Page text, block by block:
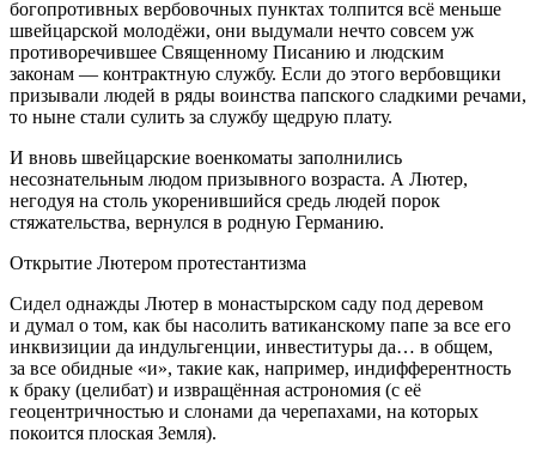
богопротивных вербовочных пунктах толпится всё меньше
швейцарской молодёжи, они выдумали нечто совсем уж
противоречившее Священному Писанию и людским
законам — контрактную службу. Если до этого вербовщики
призывали людей в ряды воинства папского сладкими речами,
то ныне стали сулить за службу щедрую плату.
И вновь швейцарские военкоматы заполнились
несознательным людом призывного возраста. А Лютер,
негодуя на столь укоренившийся средь людей порок
стяжательства, вернулся в родную Германию.
Открытие Лютером протестантизма
Сидел однажды Лютер в монастырском саду под деревом
и думал о том, как бы насолить ватиканскому папе за все его
инквизиции да индульгенции, инвеституры да… в общем,
за все обидные «и», такие как, например, индифферентность
к браку (целибат) и извращённая астрономия (с её
геоцентричностью и слонами да черепахами, на которых
покоится плоская Земля).